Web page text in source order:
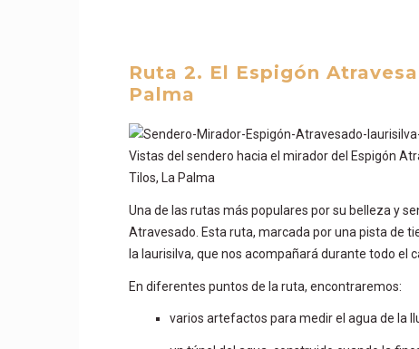
Ruta 2. El Espigón
Palma
Vistas del sendero hacia el mirador del Espigón
Tilos, La Palma
Una de las rutas más populares por su belleza y
Atravesado. Esta ruta, marcada por una pista de
la laurisilva, que nos acompañará durante todo el
En diferentes puntos de la ruta, encontraremos:
varios artefactos para medir el agua de la